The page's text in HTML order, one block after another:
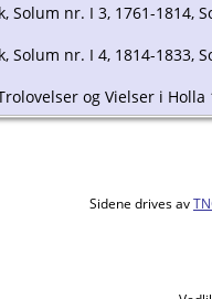
Solum nr. I 3, 1761-1814,
Solum nr. I 4, 1814-1833,
og Vielser i
Sidene drives av